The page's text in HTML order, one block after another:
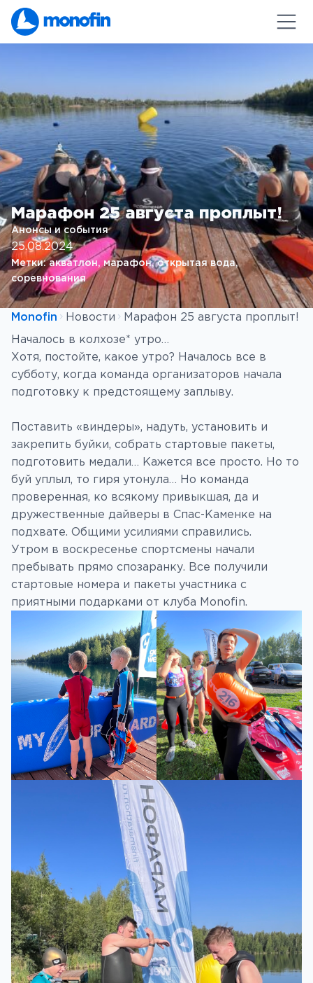
Марафон 25 августа проплыт!
Анонсы и события
25.08.2024
Метки:акватлон, марафон, открытая вода ,
соревнования
Monofin Новости
Марафон 25 августа проплыт!
Началось в колхозе* утро…
Хотя, постойте, какое утро? Началось все в
субботу, когда команда организаторов начала
подготовку к предстоящему заплыву.
Поставить «виндеры», надуть, установить и
закрепить буйки, собрать стартовые пакеты,
подготовить медали… Кажется все просто. Но то
буй уплыл, то гиря утонула… Но команда
проверенная, ко всякому привыкшая, да и
дружественные дайверы в Спас-Каменке на
подхвате. Общими усилиями справились.
Утром в воскресенье спортсмены начали
пребывать прямо спозаранку. Все получили
стартовые номера и пакеты участника с
приятными подарками от клуба Monofin.